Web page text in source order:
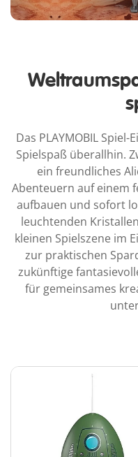
Das PLAYMOBIL
Spielspaß überallhin.
ein freundliches
Abenteuern auf einem
aufbauen und sofort
leuchtenden
kleinen Spielszene im
zur praktischen
zukünftige
für gemeinsames